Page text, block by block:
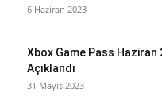
6 Haziran 2023
Xbox Game Pass Haziran
Açıklandı
31 Mayıs 2023